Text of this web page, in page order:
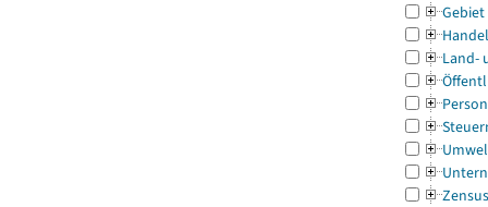
Gebiet
Land-
Zensus